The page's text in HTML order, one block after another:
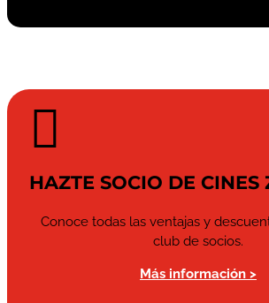

HAZTE SOCIO DE CINES
Conoce todas las ventajas y
club de socios.
Más información >